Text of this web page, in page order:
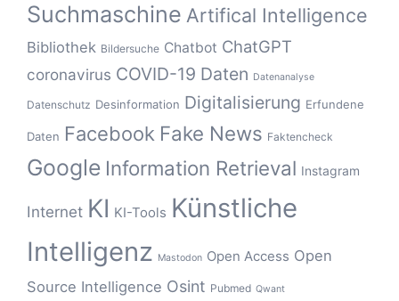
Suchmaschine Artifical Intelligence
Bibliothek Bildersuche Chatbot ChatGPT
coronavirus COVID-19 Daten Datenanalyse
Datenschutz Desinformation Digitalisierung Erfundene
Daten Facebook Fake News Faktencheck
Google Information Retrieval Instagram
Internet KI KI-Tools Künstliche
Intelligenz Mastodon Open Access Open
Source Intelligence Osint Pubmed Qwant